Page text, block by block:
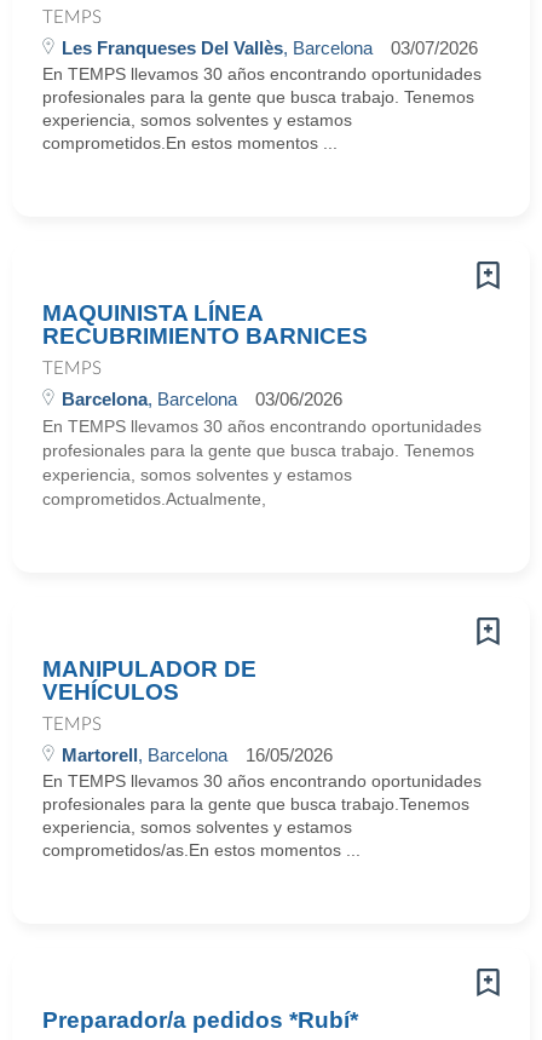
TEMPS
Les Franqueses Del Vallès, Barcelona 03/07/2026
En TEMPS llevamos 30 años encontrando oportunidades
profesionales para la gente que busca trabajo. Tenemos
experiencia, somos solventes y estamos
comprometidos.En estos momentos ...
MAQUINISTA LÍNEA
RECUBRIMIENTO BARNICES
TEMPS
Barcelona, Barcelona 03/06/2026
En TEMPS llevamos 30 años encontrando oportunidades
profesionales para la gente que busca trabajo. Tenemos
experiencia, somos solventes y estamos
comprometidos.Actualmente,
MANIPULADOR DE
VEHÍCULOS
TEMPS
Martorell, Barcelona 16/05/2026
En TEMPS llevamos 30 años encontrando oportunidades
profesionales para la gente que busca trabajo.Tenemos
experiencia, somos solventes y estamos
comprometidos/as.En estos momentos ...
Preparador/a pedidos *Rubí*